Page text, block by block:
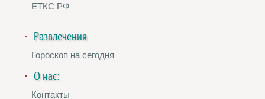
ЕТКС РФ
Развлечения
Гороскоп на сегодня
О нас:
Контакты